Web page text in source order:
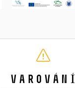
Varování